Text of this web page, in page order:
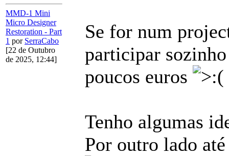
MMD-1 Mini
Micro Designer
Restoration - Part
1 por SerraCabo
[22 de Outubro
de 2025, 12:44]
Se for num
participar
poucos euros
Tenho algumas
Por outro lado